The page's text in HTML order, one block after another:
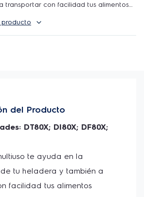
transportar con facilidad tus alimentos
es súper fácil de limpiar. Puede
heladera. ¡Cuenta con repuestos
producto
del Producto
DT80X; DI80X; DF80X;
te ayuda en la
tu heladera y también a
facilidad tus alimentos